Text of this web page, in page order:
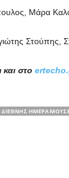
Μάρα
Στούπης,
στο
ΔΙΕΘΝΉΣ ΗΜΈΡΑ